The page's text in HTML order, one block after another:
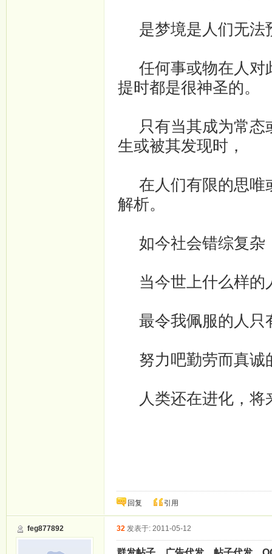
是梦境是人们无法
任何事或物在人对
提时都是很神圣的。­
只有当其成为常态
生或被其发现时，­
在人们有限的思唯
解析。
如今社会错综复杂
当今世上什么样的
最令我佩服的人只
努力吧勤劳而真诚
人类还在进化，将
回复 引用
feg877892 32 发表于: 2011-05-12